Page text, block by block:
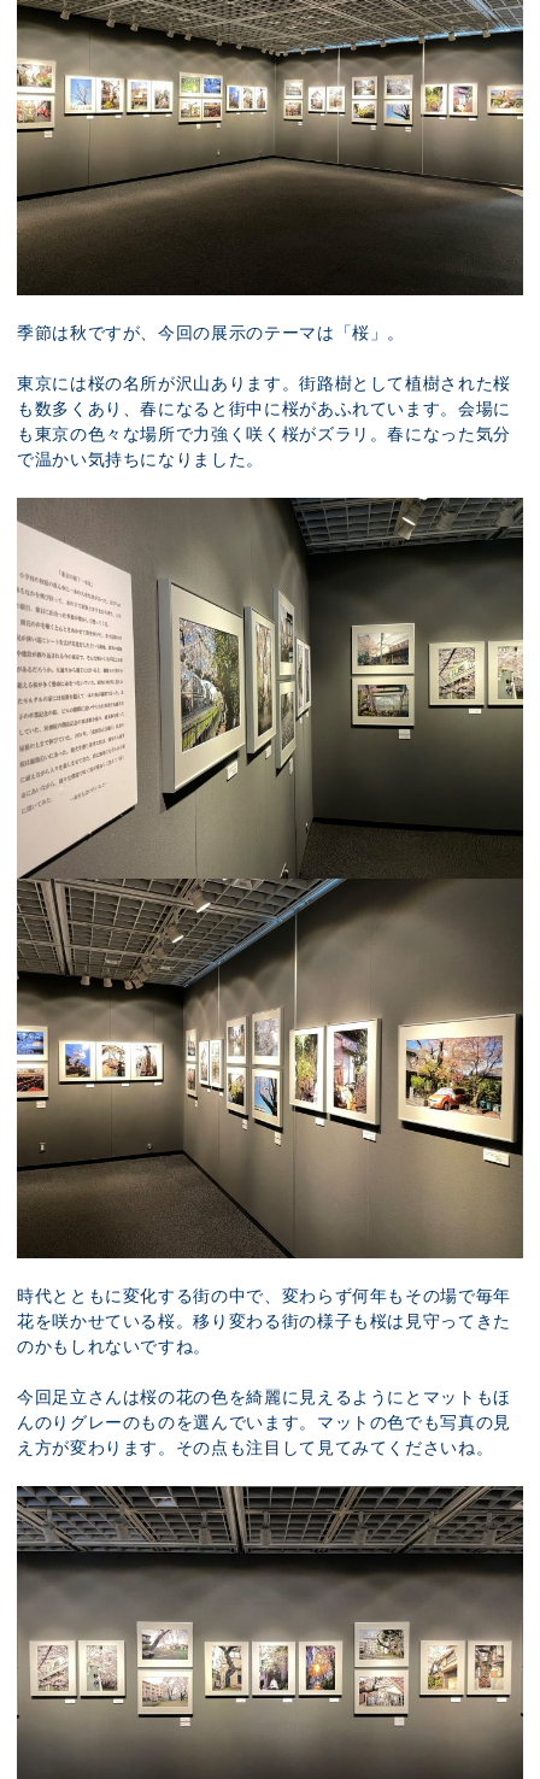
季節は秋ですが、今回の展示のテーマは「桜」。
東京には桜の名所が沢山あります。街路樹として植樹された桜
も数多くあり、春になると街中に桜があふれています。会場に
も東京の色々な場所で力強く咲く桜がズラリ。春になった気分
で温かい気持ちになりました。
時代とともに変化する街の中で、変わらず何年もその場で毎年
花を咲かせている桜。移り変わる街の様子も桜は見守ってきた
のかもしれないですね。
今回足立さんは桜の花の色を綺麗に見えるようにとマットもほ
んのりグレーのものを選んでいます。マットの色でも写真の見
え方が変わります。その点も注目して見てみてくださいね。